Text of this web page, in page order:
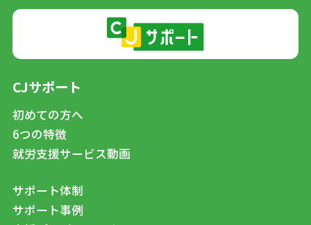
CJサポート
初めての方へ
6つの特徴
就労支援サービス動画
サポート体制
サポート事例